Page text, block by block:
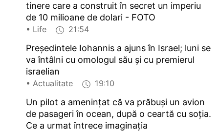
tinere care a construit în secret un imperiu
de 10 milioane de dolari - FOTO
• Life 21:54
Președintele Iohannis a ajuns în Israel; luni se
va întâlni cu omologul său și cu premierul
israelian
• Actualitate 19:10
Un pilot a ameninţat că va prăbuşi un avion
de pasageri în ocean, după o ceartă cu soţia.
Ce a urmat întrece imaginaţia